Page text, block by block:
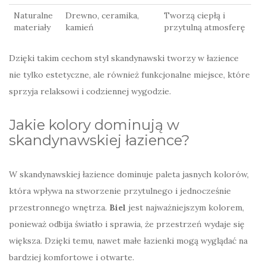
Naturalne
materiały
Drewno, ceramika,
kamień
Tworzą ciepłą i
przytulną atmosferę
Dzięki takim cechom styl skandynawski tworzy w łazience
nie tylko estetyczne, ale również funkcjonalne miejsce, które
sprzyja relaksowi i codziennej wygodzie.
Jakie kolory dominują w
skandynawskiej łazience?
W skandynawskiej łazience dominuje paleta jasnych kolorów,
która wpływa na stworzenie przytulnego i jednocześnie
przestronnego wnętrza. Biel jest najważniejszym kolorem,
ponieważ odbija światło i sprawia, że przestrzeń wydaje się
większa. Dzięki temu, nawet małe łazienki mogą wyglądać na
bardziej komfortowe i otwarte.